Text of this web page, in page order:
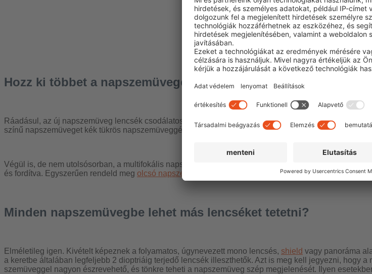
Hozz ki többet a napszemüvegedből
Ráadásul, az új napszemüveg lencsék csodálatos egyedi játékok – nem vagy korlátozva a gyártó
színű napszemüveget kék tükrös napszemüveggé változtathathatod. Végül is te tudod a legjobban,
Végül is, de nem utolsósorban, a multifokális napszemüveg sokkal könnyebbé teszi a szemüveget
és fordítva. Egyszerűen rendeld meg olcsó napszemüvegjeink egyikét, tetess dioptriás lencséket, és
Minden napszemüvegbe lehet más lencséket tetetni?
Elméletileg igen. Kivételt képeznek a folyamatos, úgynevezett mono lencsés, shield vagy panoráma
a keretbe általában legfeljebb 2 dioptriáig terjedő lencsék illeszthetők. Azt is meg kell jegyezni, hogy
szemüveggel nagyon észrevehető, és tönkre teheti a napszemüveg szép megjelenését. Ilyen